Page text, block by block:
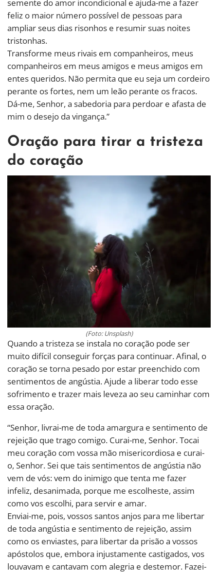
semente do amor incondicional e ajuda-me a fazer
feliz o maior número possível de pessoas para
ampliar seus dias risonhos e resumir suas noites
tristonhas.
Transforme meus rivais em companheiros, meus
companheiros em meus amigos e meus amigos em
entes queridos. Não permita que eu seja um cordeiro
perante os fortes, nem um leão perante os fracos.
Dá-me, Senhor, a sabedoria para perdoar e afasta de
mim o desejo da vingança.”
Oração para tirar a tristeza
do coração
(Foto: Unsplash)
Quando a tristeza se instala no coração pode ser
muito difícil conseguir forças para continuar. Afinal, o
coração se torna pesado por estar preenchido com
sentimentos de angústia. Ajude a liberar todo esse
sofrimento e trazer mais leveza ao seu caminhar com
essa oração.
“Senhor, livrai-me de toda amargura e sentimento de
rejeição que trago comigo. Curai-me, Senhor. Tocai
meu coração com vossa mão misericordiosa e curai-
o, Senhor. Sei que tais sentimentos de angústia não
vem de vós: vem do inimigo que tenta me fazer
infeliz, desanimada, porque me escolheste, assim
como vos escolhi, para servir e amar.
Enviai-me, pois, vossos santos anjos para me libertar
de toda angústia e sentimento de rejeição, assim
como os enviastes, para libertar da prisão a vossos
apóstolos que, embora injustamente castigados, vos
louvavam e cantavam com alegria e destemor. Fazei-